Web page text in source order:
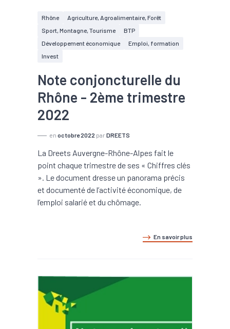
Rhône
Agriculture, Agroalimentaire, Forêt
Sport, Montagne, Tourisme
BTP
Développement économique
Emploi, formation
Invest
Note conjoncturelle du
Rhône - 2ème trimestre
2022
en octobre 2022 par DREETS
La Dreets Auvergne-Rhône-Alpes fait le
point chaque trimestre de ses « Chiffres clés
». Le document dresse un panorama précis
et documenté de l’activité économique, de
l’emploi salarié et du chômage.
En savoir plus